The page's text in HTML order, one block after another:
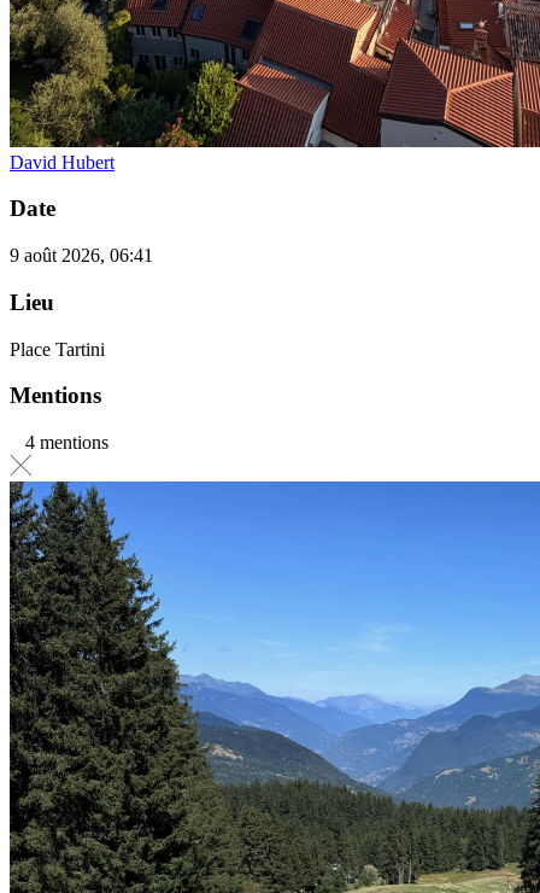
David Hubert
Date
9 août 2026, 06:41
Lieu
Place Tartini
Mentions
4 mentions